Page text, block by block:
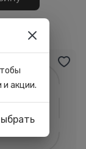
акции.